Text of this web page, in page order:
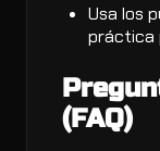
Usa los
práctica
(FAQ)